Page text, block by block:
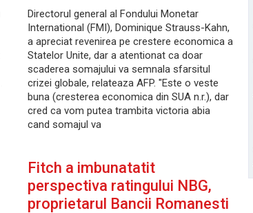
Directorul general al Fondului Monetar
International (FMI), Dominique Strauss-Kahn,
a apreciat revenirea pe crestere economica a
Statelor Unite, dar a atentionat ca doar
scaderea somajului va semnala sfarsitul
crizei globale, relateaza AFP. "Este o veste
buna (cresterea economica din SUA n.r.), dar
cred ca vom putea trambita victoria abia
cand somajul va
Fitch a imbunatatit
perspectiva ratingului NBG,
proprietarul Bancii Romanesti